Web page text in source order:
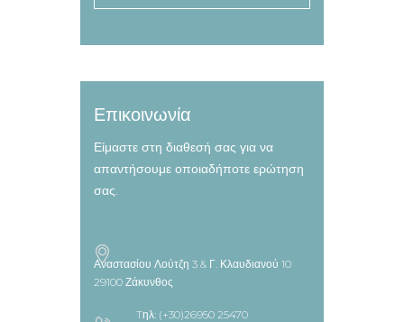
Επικοινωνία
Είμαστε στη διαθεσή σας για να
απαντήσουμε οποιαδήποτε ερώτηση
σας.
Αναστασίου Λούτζη 3 & Γ. Κλαυδιανού 10
29100 Ζάκυνθος
Tηλ: (+30)26950 25470